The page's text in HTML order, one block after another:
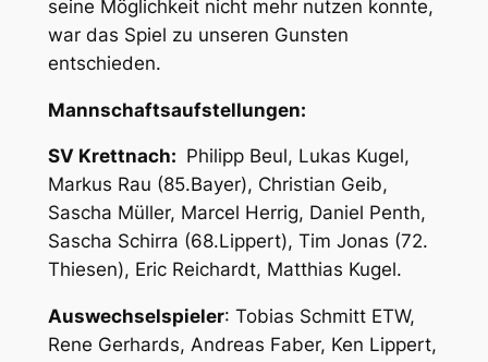
seine Möglichkeit nicht mehr nutzen konnte,
war das Spiel zu unseren Gunsten
entschieden.
Mannschaftsaufstellungen:
SV Krettnach: Philipp Beul, Lukas Kugel,
Markus Rau (85.Bayer), Christian Geib,
Sascha Müller, Marcel Herrig, Daniel Penth,
Sascha Schirra (68.Lippert), Tim Jonas (72.
Thiesen), Eric Reichardt, Matthias Kugel.
Auswechselspieler: Tobias Schmitt ETW,
Rene Gerhards, Andreas Faber, Ken Lippert,